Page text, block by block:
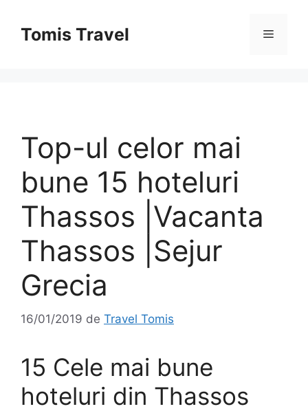
conținutTomis Travel Meniu
Top-ul celor mai
bune 15 hoteluri
Thassos |Vacanta
Thassos |Sejur
Grecia
16/01/2019 de Travel Tomis
15 Cele mai bune
hoteluri din Thassos